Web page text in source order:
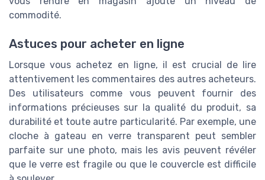
commodité.
Astuces pour acheter en ligne
Lorsque vous achetez en ligne, il est crucial de lire
attentivement les commentaires des autres acheteurs.
Des utilisateurs comme vous peuvent fournir des
informations précieuses sur la qualité du produit, sa
durabilité et toute autre particularité. Par exemple, une
cloche à gateau en verre transparent peut sembler
parfaite sur une photo, mais les avis peuvent révéler
que le verre est fragile ou que le couvercle est difficile